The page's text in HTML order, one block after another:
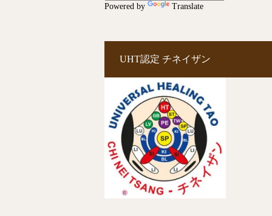
Powered by Translate
UHT認定 チネイザン